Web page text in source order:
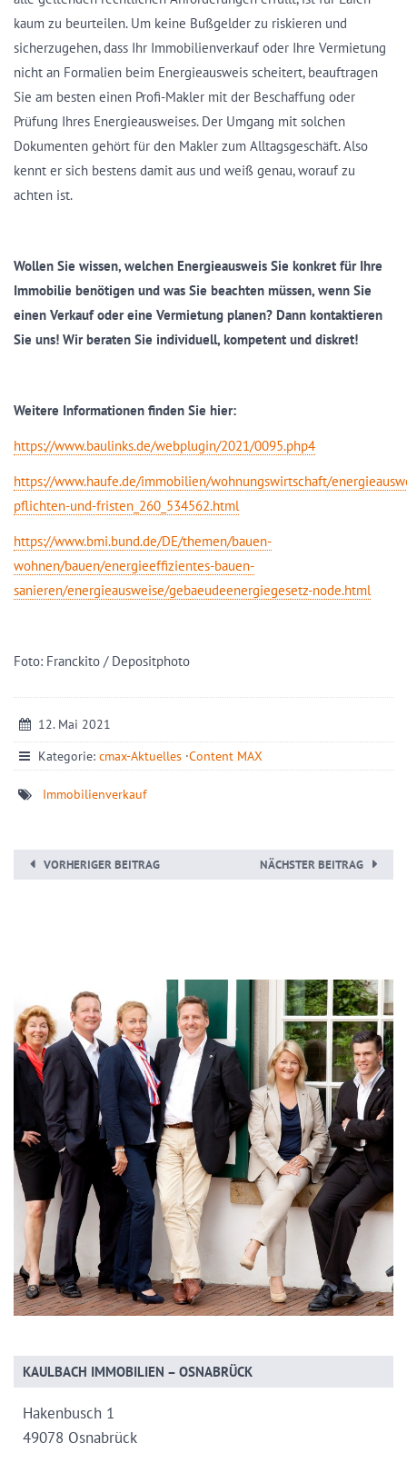
kaum zu beurteilen. Um keine Bußgelder zu riskieren und
sicherzugehen, dass Ihr Immobilienverkauf oder Ihre Vermietung
nicht an Formalien beim Energieausweis scheitert, beauftragen
Sie am besten einen Profi-Makler mit der Beschaffung oder
Prüfung Ihres Energieausweises. Der Umgang mit solchen
Dokumenten gehört für den Makler zum Alltagsgeschäft. Also
kennt er sich bestens damit aus und weiß genau, worauf zu
achten ist.
Wollen Sie wissen, welchen Energieausweis Sie konkret für Ihre
Immobilie benötigen und was Sie beachten müssen, wenn Sie
einen Verkauf oder eine Vermietung planen? Dann kontaktieren
Sie uns! Wir beraten Sie individuell, kompetent und diskret!
Weitere Informationen finden Sie hier:
https://www.baulinks.de/webplugin/2021/0095.php4
https://www.haufe.de/immobilien/wohnungswirtschaft/
pflichten-und-fristen_260_534562.html
https://www.bmi.bund.de/DE/themen/bauen-
wohnen/bauen/energieeffizientes-bauen-
sanieren/energieausweise/gebaeudeenergiegesetz-node.html
Foto: Franckito / Depositphoto
12. Mai 2021
Kategorie: cmax-Aktuelles ·Content MAX
Immobilienverkauf
VORHERIGER BEITRAG NÄCHSTER BEITRAG
KAULBACH IMMOBILIEN – OSNABRÜCK
Hakenbusch 1
49078 Osnabrück